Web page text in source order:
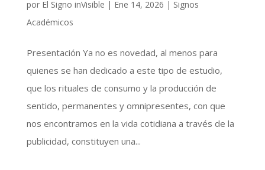
por El Signo inVisible | Ene 14, 2026 | Signos
Académicos
Presentación Ya no es novedad, al menos para
quienes se han dedicado a este tipo de estudio,
que los rituales de consumo y la producción de
sentido, permanentes y omnipresentes, con que
nos encontramos en la vida cotidiana a través de la
publicidad, constituyen una...